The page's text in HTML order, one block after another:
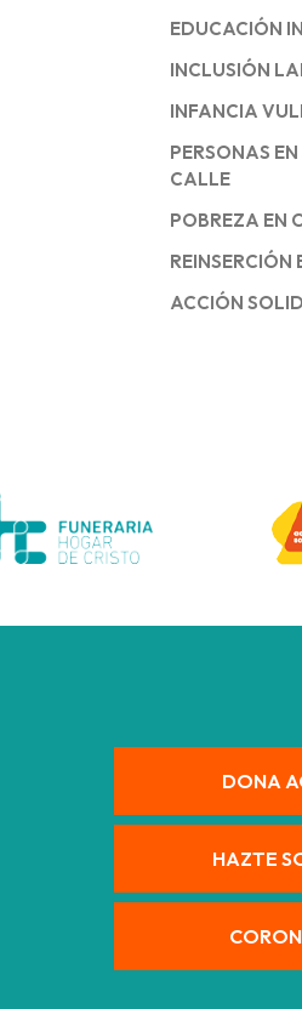
EDUCACIÓN
INCLUSIÓN
INFANCIA
PERSONAS
CALLE
POBREZA EN
ACCIÓN
DONA
HAZTE